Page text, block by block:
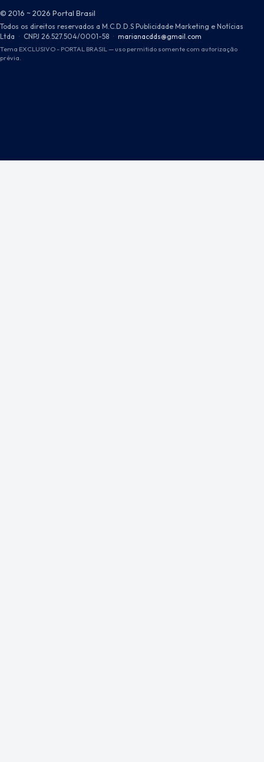
© 2016 ~ 2026 Portal Brasil
Todos os direitos reservados a M.C.D.D.S Publicidade Marketing e Notícias
Ltda · CNPJ 26.527.504/0001-58 · marianacdds@gmail.com
Tema EXCLUSIVO - PORTAL BRASIL — uso permitido somente com autorização
prévia.